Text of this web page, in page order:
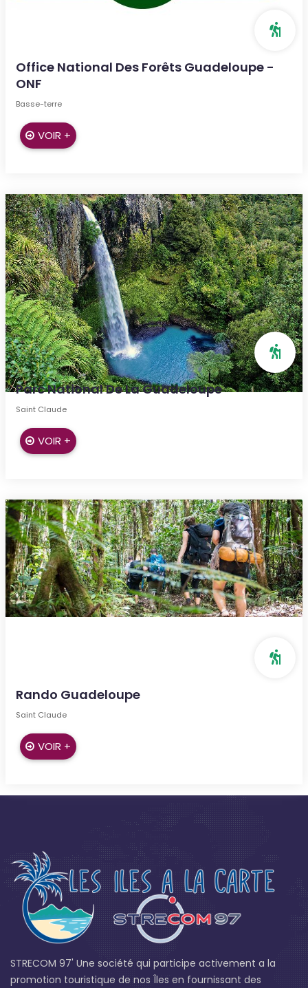
Office National Des Forêts Guadeloupe -
ONF
Basse-terre
VOIR +
Parc National De La Guadeloupe
Saint Claude
VOIR +
Rando Guadeloupe
Saint Claude
VOIR +
STRECOM 97' Une société qui participe activement a la
promotion touristique de nos Îles en fournissant des